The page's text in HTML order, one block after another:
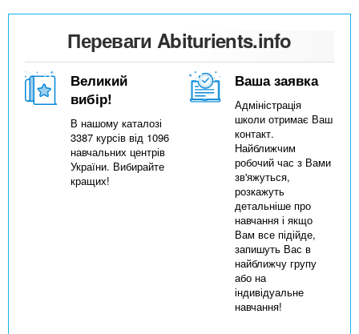
Переваги Abiturients.info
Великий
вибір!
В нашому каталозі
3387 курсів від 1096
навчальних центрів
України. Вибирайте
кращих!
Ваша заявка
Адміністрація
школи отримає Ваш
контакт.
Найближчим
робочий час з Вами
зв'яжуться,
розкажуть
детальніше про
навчання і якщо
Вам все підійде,
запишуть Вас в
найближчу групу
або на
індивідуальне
навчання!